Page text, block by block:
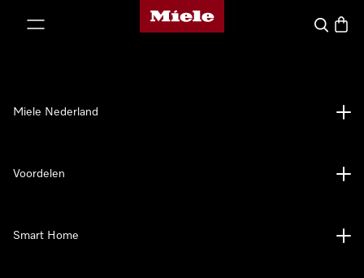
Homepage van Miele
Wat zoek
Miele Nederland
Voordelen
Smart Home